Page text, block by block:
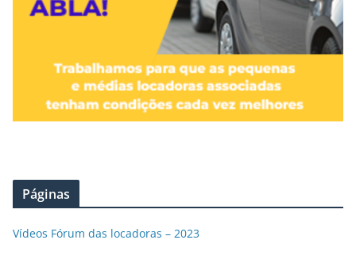
Páginas
Vídeos Fórum das locadoras – 2023